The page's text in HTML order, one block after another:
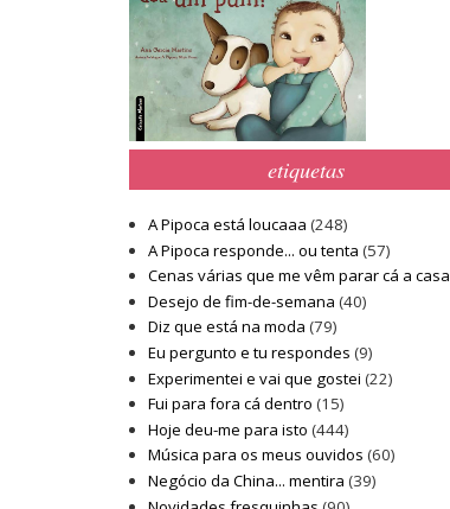
etiquetas
A Pipoca está loucaaa (248)
A Pipoca responde... ou tenta (57)
Cenas várias que me vêm parar cá a casa
Desejo de fim-de-semana (40)
Diz que está na moda (79)
Eu pergunto e tu respondes (9)
Experimentei e vai que gostei (22)
Fui para fora cá dentro (15)
Hoje deu-me para isto (444)
Música para os meus ouvidos (60)
Negócio da China... mentira (39)